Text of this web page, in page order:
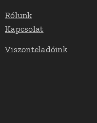
Rólunk
Kapcsolat
Viszonteladóink